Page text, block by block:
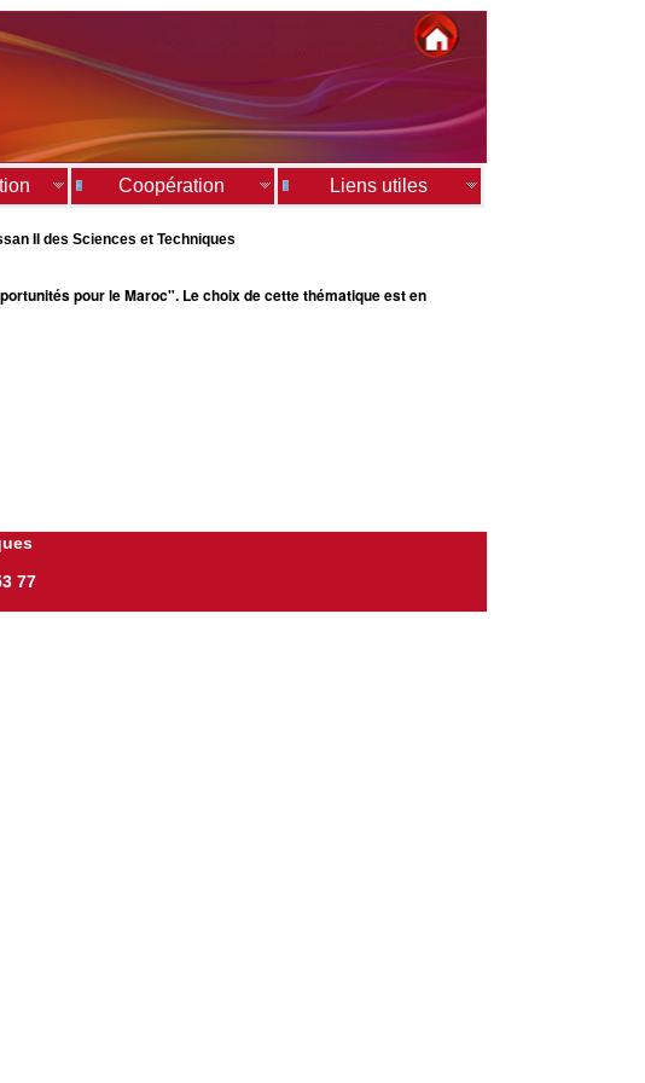
Coopération Liens utiles
II des Sciences et Techniques
pour le Maroc". Le choix de cette thématique est en
77